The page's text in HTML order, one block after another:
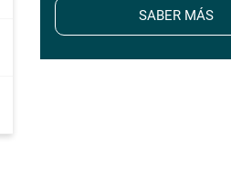
SABER MÁS